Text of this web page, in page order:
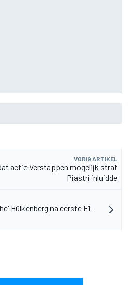
VORIG ARTIKEL
actie Verstappen mogelijk straf
Piastri inluidde
Hülkenberg na eerste F1-